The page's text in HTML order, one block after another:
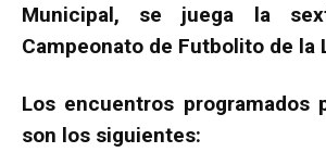
Municipal, se juega la
Campeonato de Futbolito de
Los encuentros programados
son los siguientes: